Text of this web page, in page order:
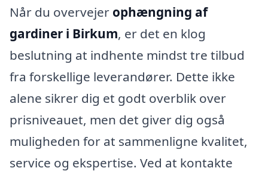
Når du overvejer ophængning af
gardiner i Birkum, er det en klog
beslutning at indhente mindst tre tilbud
fra forskellige leverandører. Dette ikke
alene sikrer dig et godt overblik over
prisniveauet, men det giver dig også
muligheden for at sammenligne kvalitet,
service og ekspertise. Ved at kontakte